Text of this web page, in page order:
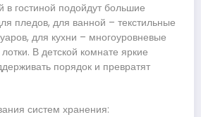
гостиной подойдут большие
пледов, для ванной – текстильные
для кухни – многоуровневые
В детской комнате яркие
порядок и превратят
систем хранения: